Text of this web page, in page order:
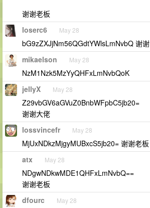
谢谢老板
loserc6 May 28
bG9zZXJjNm56QGdtYWlsLmNvbQ 谢谢
mikaelson May 28
NzM1Nzk5MzYyQHFxLmNvbQoK
jellyX May 28
Z29vbGV6aGVuZ0BnbWFpbC5jb20=
谢谢大佬
lossvincefr May 28
MjUxNDkzMjgyMUBxcS5jb20= 谢谢老板
atx May 28
NDgwNDkwMDE1QHFxLmNvbQ==
谢谢老板
dfourc May 28